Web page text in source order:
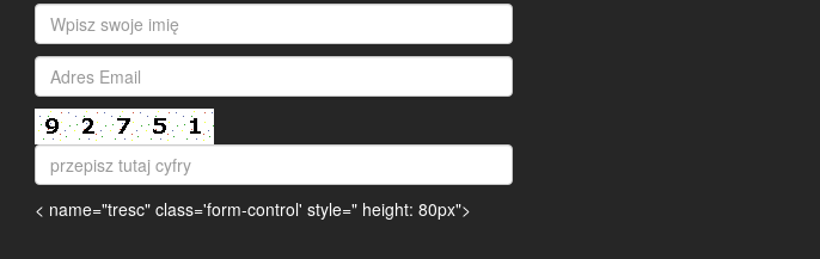
< name="tresc" class='form-control' style=" height: 80px">